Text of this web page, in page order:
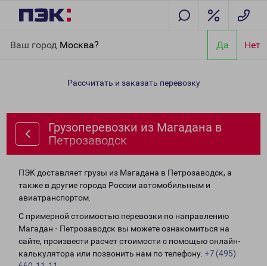
Ваш город Москва? Да Нет
Петрозаводск
Рассчитать и заказать перевозку
Грузоперевозки из Магадана в
Петрозаводск
ПЭК доставляет грузы из Магадана в Петрозаводск, а
также в другие города России автомобильным и
авиатранспортом.
С примерной стоимостью перевозки по направлению
Магадан - Петрозаводск вы можете ознакомиться на
сайте, произвести расчет стоимости с помощью онлайн-
калькулятора или позвонить нам по телефону: +7 (495)